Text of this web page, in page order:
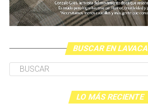
BUSCAR EN LAVACA
LO MÁS RECIENTE